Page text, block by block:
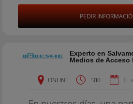
PEDIR
Experto en
Medios de Acceso
ONLINE 500 El